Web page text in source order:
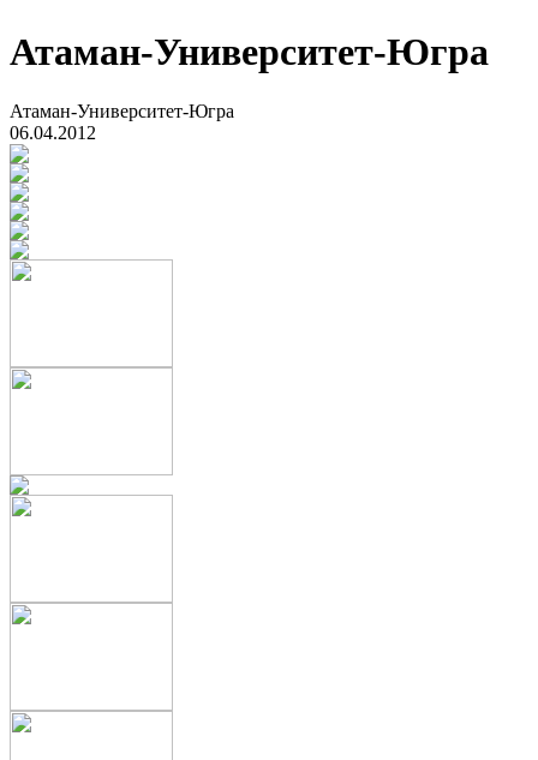
Атаман-Университет-Югра
Атаман-Университет-Югра
06.04.2012